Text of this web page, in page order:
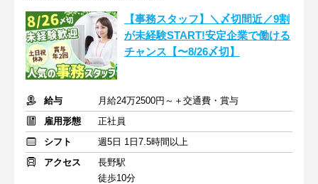
【事務スタッフ】＼〆切間近／9割
が未経験START!安定企業で働ける
チャンス【〜8/26〆切】
給与
月給24万2500円～＋交通費・賞与
雇用形態
正社員
シフト
週5日 1日7.5時間以上
アクセス
長野駅
徒歩10分